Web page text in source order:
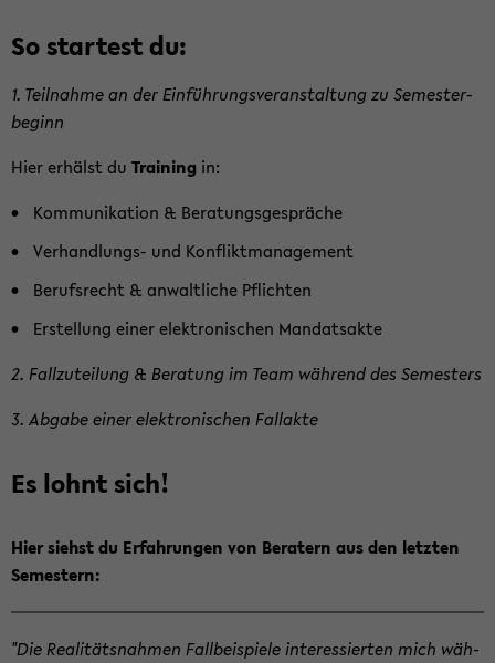
So star­test du:
1. Teil­nah­me an der Ein­füh­rungs­ver­an­stal­tung zu Se­mes­ter­
be­ginn
Hier er­hälst du Trai­ning in:
Kom­mu­ni­ka­ti­on & Be­ra­tungs­ge­sprä­che
Verhandlungs-​ und Kon­flikt­ma­nage­ment
Be­rufs­recht & an­walt­li­che Pflich­ten
Er­stel­lung einer elek­tro­ni­schen Man­dats­ak­te
2. Fall­zu­tei­lung & Be­ra­tung im Team wäh­rend des Se­mes­ters
3. Ab­ga­be einer elek­tro­ni­schen Fall­ak­te
Es lohnt sich!
Hier siehst du Er­fah­run­gen von Be­ra­tern aus den letz­ten
Se­mes­tern:
"Die Rea­li­täts­nah­men Fall­bei­spie­le in­ter­es­sier­ten mich wäh­